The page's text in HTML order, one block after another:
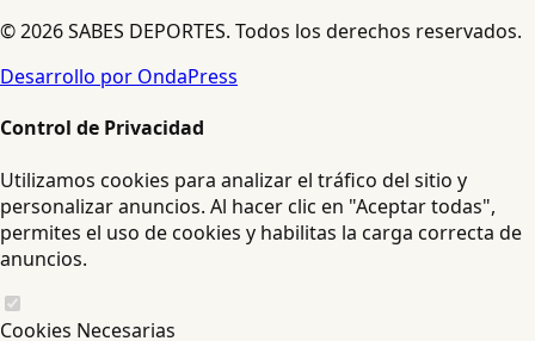
© 2026 SABES DEPORTES. Todos los derechos reservados.
Desarrollo por OndaPress
Control de Privacidad
Utilizamos cookies para analizar el tráfico del sitio y
personalizar anuncios. Al hacer clic en "Aceptar todas",
permites el uso de cookies y habilitas la carga correcta de
anuncios.
Cookies Necesarias